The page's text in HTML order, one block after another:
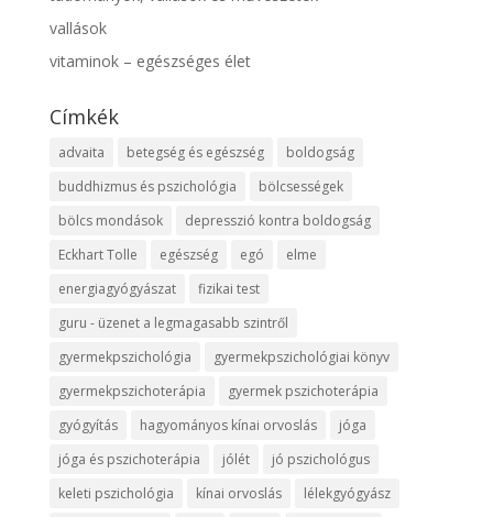
vallások
vitaminok – egészséges élet
Címkék
advaita betegség és egészség
boldogság
buddhizmus és pszichológia
bölcsességek
bölcs mondások
depresszió kontra boldogság
Eckhart Tolle
egészség egó
elme
energiagyógyászat
fizikai test
guru - üzenet a legmagasabb szintről
gyermekpszichológia
gyermekpszichológiai könyv
gyermekpszichoterápia
gyermek pszichoterápia
gyógyítás
hagyományos kínai orvoslás
jóga
jóga és pszichoterápia
jólét
jó pszichológus
keleti pszichológia
kínai orvoslás
lélekgyógyász